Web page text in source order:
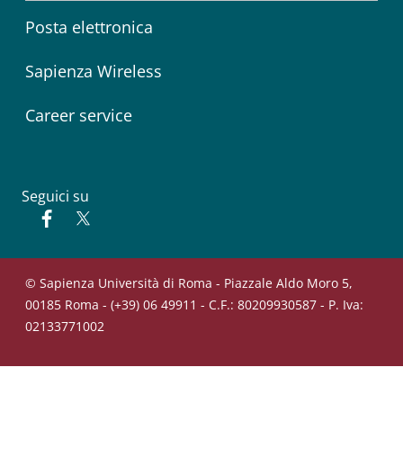
Posta elettronica
Sapienza Wireless
Career service
Seguici su
Facebook
© Sapienza Università di Roma - Piazzale Aldo Moro 5,
00185 Roma - (+39) 06 49911 - C.F.: 80209930587 - P. Iva:
02133771002